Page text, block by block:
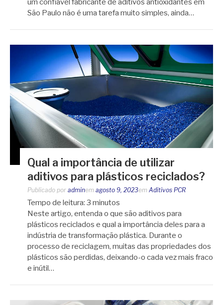
um confiável fabricante de aditivos antioxidantes em
São Paulo não é uma tarefa muito simples, ainda…
Qual a importância de utilizar
aditivos para plásticos reciclados?
Publicado por adminem agosto 9, 2023em Aditivos PCR
Tempo de leitura: 3 minutos
Neste artigo, entenda o que são aditivos para
plásticos reciclados e qual a importância deles para a
indústria de transformação plástica. Durante o
processo de reciclagem, muitas das propriedades dos
plásticos são perdidas, deixando-o cada vez mais fraco
e inútil…